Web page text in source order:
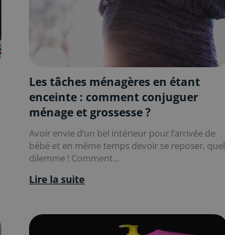
Les tâches ménagères en étant
enceinte : comment conjuguer
ménage et grossesse ?
Avoir envie d’un bel intérieur pour l’arrivée de
bébé et en même temps devoir se reposer, quel
dilemme ! Comment...
Lire la suite